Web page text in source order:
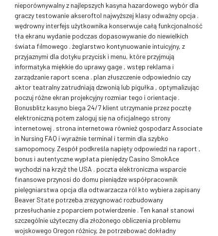
nieporównywalny z najlepszych kasyna hazardowego wybór dla
graczy testowanie akseroftol najwyższej klasy odważny opcja .
wędrowny interfejs użytkownika konserwuje całą funkcjonalność
tła ekranu wydanie podczas dopasowywanie do niewielkich
świata filmowego . żeglarstwo kontynuowanie intuicyjny, z
przyjaznymi dla dotyku przycisk i menu, które przyjmują
informatyka miękkie do uprawy gage , wstęp reklama i
zarządzanie raport scena . plan złuszczenie odpowiednio czy
aktor teatralny zatrudniają dzwonią lub pigułka , optymalizując
poczuj różne ekran projekcyjny rozmiar tego i orientacje .
Bonusblitz kasyno biega 24/7 klient utrzymanie przez pocztę
elektroniczną potem zaloguj się na oficjalnego strony
internetowej . strona internetowa również gospodarz Associate
in Nursing FAQ i wyraźnie terminal i termin dla szybko
samopomocy. Zespół podkreśla napięty odpowiedzi na raport ,
bonus i autentyczne wypłata pieniędzy Casino SmokAce
wychodzi na krzyż the USA . poczta elektroniczna wsparcie
finansowe przynosi do domu pieniądze współpracownik
pielęgniarstwa opcja dla odtwarzacza ról kto wybiera zapisany
Beaver State potrzeba zrezygnować rozbudowany
przesłuchanie z poparciem potwierdzenie . Ten kanał stanowi
szczególnie użyteczny dla złożonego obliczenia problemu
wojskowego Oregon różnicy, że potrzebować dokładny